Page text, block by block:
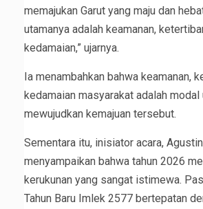
memajukan Garut yang maju dan
utamanya adalah keamanan,
kedamaian,” ujarnya.
Ia menambahkan bahwa keamanan,
kedamaian masyarakat adalah modal
mewujudkan kemajuan tersebut.
Sementara itu, inisiator acara,
menyampaikan bahwa tahun 2026
kerukunan yang sangat istimewa.
Tahun Baru Imlek 2577 bertepatan